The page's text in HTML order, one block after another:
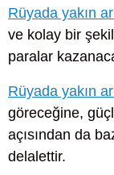
Rüyada yakın
ve kolay bir
paralar
Rüyada yakın
göreceğine,
açısından da
delalettir.